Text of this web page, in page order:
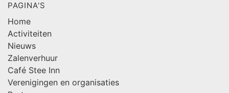
PAGINA'S
Home
Activiteiten
Nieuws
Zalenverhuur
Café Stee Inn
Verenigingen en organisaties